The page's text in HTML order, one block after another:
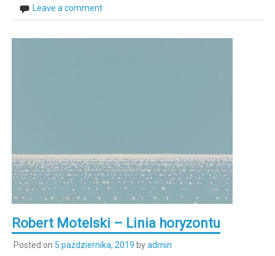
Leave a comment
Robert Motelski – Linia horyzontu
Posted on 5 października, 2019 byadmin